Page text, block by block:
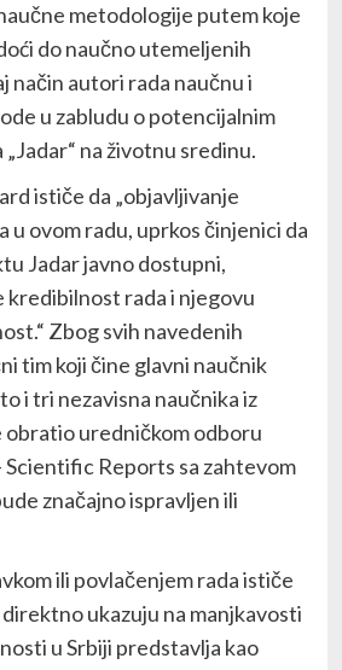
metodologije putem koje
do naučno utemeljenih
način autori rada naučnu i
u zabludu o potencijalnim
na životnu sredinu.
ističe da „objavljivanje
u ovom radu, uprkos činjenici da
Jadar javno dostupni,
rada i njegovu
Zbog svih navedenih
tim koji čine glavni naučnik
i tri nezavisna naučnika iz
obratio uredničkom odboru
Scientific Reports sa zahtevom
značajno ispravljen ili
ili povlačenjem rada ističe
ukazuju na manjkavosti
u Srbiji predstavlja kao